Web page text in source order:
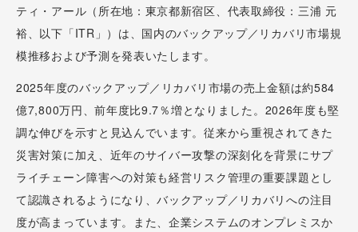
ティ・アール（所在地：東京都新宿区、代表取締役：三浦 元
裕、以下「ITR」）は、国内のバックアップ／リカバリ市場規
模推移および予測を発表いたします。
2025年度のバックアップ／リカバリ市場の売上金額は約584
億7,800万円、前年度比9.7％増となりました。2026年度も堅
調な伸びを示すと見込んでいます。従来から重視されてきた
災害対策に加え、近年のサイバー攻撃の深刻化を背景にサプ
ライチェーン障害への対策も経営リスク管理の重要課題とし
て認識されるようになり、バックアップ／リカバリへの注目
度が高まっています。また、企業システムのオンプレミスか